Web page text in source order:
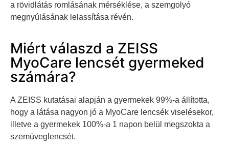
a rövidlátás romlásának mérséklése, a szemgolyó
megnyúlásának lelassítása révén.
Miért válaszd a ZEISS
MyoCare lencsét gyermeked
számára?
A ZEISS kutatásai alapján a gyermekek 99%-a állította,
hogy a látása nagyon jó a MyoCare lencsék viselésekor,
illetve a gyermekek 100%-a 1 napon belül megszokta a
szemüveglencsét.